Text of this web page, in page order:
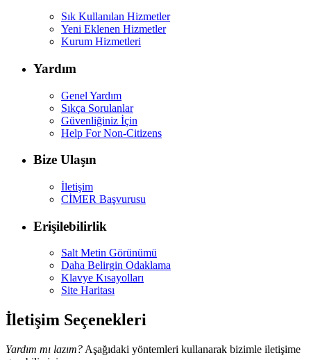
Sık Kullanılan Hizmetler
Yeni Eklenen Hizmetler
Kurum Hizmetleri
Yardım
Genel Yardım
Sıkça Sorulanlar
Güvenliğiniz İçin
Help For Non-Citizens
Bize Ulaşın
İletişim
CİMER Başvurusu
Erişilebilirlik
Salt Metin Görünümü
Daha Belirgin Odaklama
Klavye Kısayolları
Site Haritası
İletişim Seçenekleri
Yardım mı lazım? Aşağıdaki yöntemleri kullanarak bizimle iletişime